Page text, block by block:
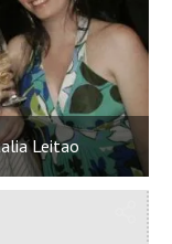
Leitao